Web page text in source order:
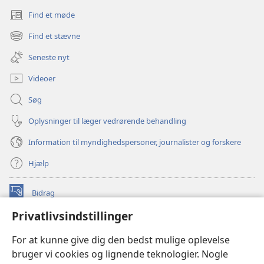
Privatlivsindstillinger
For at kunne give dig den bedst mulige oplevelse
bruger vi cookies og lignende teknologier. Nogle
Find et møde
(åbner
nyt
vindue)
Find et stævne
(åbner
nyt
vindue)
Seneste nyt
Videoer
Søg
Oplysninger til læger vedrørende behandling
Information til myndighedspersoner, journalister og forskere
Hjælp
Bidrag
(åbner
vindue)Watchtower ONLINE LIBRARY™
nyt
vindue)JW Hub
(åbner